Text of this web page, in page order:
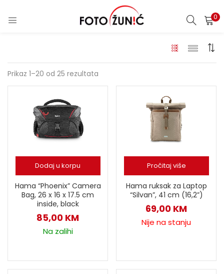
0
Prikaz 1–20 od 25 rezultata
Dodaj u korpu
Hama “Phoenix” Camera
Bag, 26 x 16 x 17.5 cm
inside, black
85,00 KM
Na zalihi
Pročitaj više
Hama ruksak za Laptop
“Silvan”, 41 cm (16,2”)
69,00 KM
Nije na stanju